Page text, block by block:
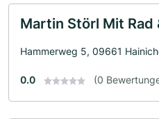
Martin Störl Mit Rad
Hammerweg 5, 09661
0.0 (0